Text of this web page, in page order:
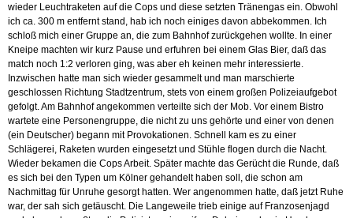
wieder Leuchtraketen auf die Cops und diese setzten Tränengas ein. Obwohl
ich ca. 300 m entfernt stand, hab ich noch einiges davon abbekommen. Ich
schloß mich einer Gruppe an, die zum Bahnhof zurückgehen wollte. In einer
Kneipe machten wir kurz Pause und erfuhren bei einem Glas Bier, daß das
match noch 1:2 verloren ging, was aber eh keinen mehr interessierte.
Inzwischen hatte man sich wieder gesammelt und man marschierte
geschlossen Richtung Stadtzentrum, stets von einem großen Polizeiaufgebot
gefolgt. Am Bahnhof angekommen verteilte sich der Mob. Vor einem Bistro
wartete eine Personengruppe, die nicht zu uns gehörte und einer von denen
(ein Deutscher) begann mit Provokationen. Schnell kam es zu einer
Schlägerei, Raketen wurden eingesetzt und Stühle flogen durch die Nacht.
Wieder bekamen die Cops Arbeit. Später machte das Gerücht die Runde, daß
es sich bei den Typen um Kölner gehandelt haben soll, die schon am
Nachmittag für Unruhe gesorgt hatten. Wer angenommen hatte, daß jetzt Ruhe
war, der sah sich getäuscht. Die Langeweile trieb einige auf Franzosenjagd